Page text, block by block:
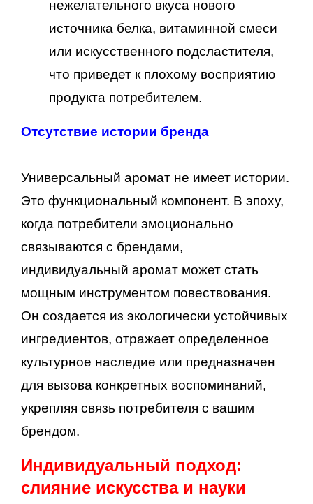
нежелательного вкуса нового
источника белка, витаминной смеси
или искусственного подсластителя,
что приведет к плохому восприятию
продукта потребителем.
Отсутствие истории бренда
Универсальный аромат не имеет истории.
Это функциональный компонент. В эпоху,
когда потребители эмоционально
связываются с брендами,
индивидуальный аромат может стать
мощным инструментом повествования.
Он создается из экологически устойчивых
ингредиентов, отражает определенное
культурное наследие или предназначен
для вызова конкретных воспоминаний,
укрепляя связь потребителя с вашим
брендом.
Индивидуальный подход:
слияние искусства и науки